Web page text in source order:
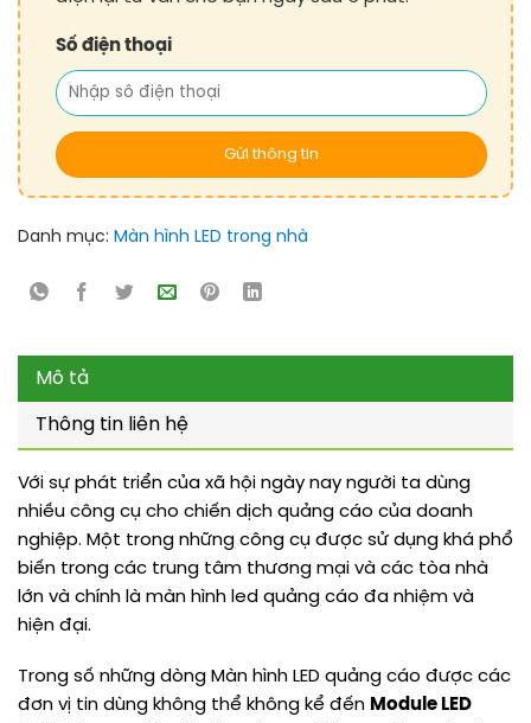
Số điện thoại
Danh mục: Màn hình LED trong nhà
Mô tả
Thông tin liên hệ
Với sự phát triển của xã hội ngày nay người ta dùng
nhiều công cụ cho chiến dịch quảng cáo của doanh
nghiệp. Một trong những công cụ được sử dụng khá phổ
biến trong các trung tâm thương mại và các tòa nhà
lớn và chính là màn hình led quảng cáo đa nhiệm và
hiện đại.
Trong số những dòng Màn hình LED quảng cáo được các
đơn vị tin dùng không thể không kể đến Module LED